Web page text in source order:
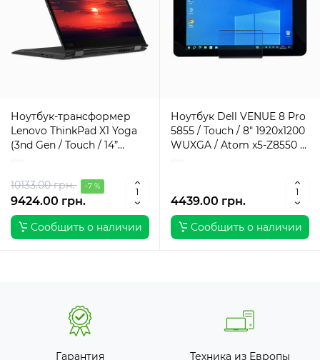
Ноутбук-трансформер
Lenovo ThinkPad X1 Yoga
(3nd Gen / Touch / 14”
Intel HD Graphics 620 /
Класс Б
10133.00 грн. -7 %
9424.00 грн.
Сообщить о наличии
Ноутбук Dell VENUE 8 Pro
5855 / Touch / 8" 1920x1200
WUXGA / Atom x5-Z8550 /
4439.00 грн.
Сообщить о наличии
Гарантия
Техника из Европы